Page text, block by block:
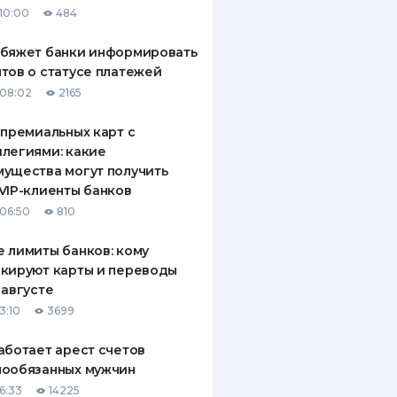
ПОЛИСЫ
О СТРАХОВЫХ
484
банки информировать
о статусе платежей
2165
карт с
какие
могут получить
клиенты банков
810
лимиты банков: кому
карты и переводы
3699
арест счетов
мужчин
14225